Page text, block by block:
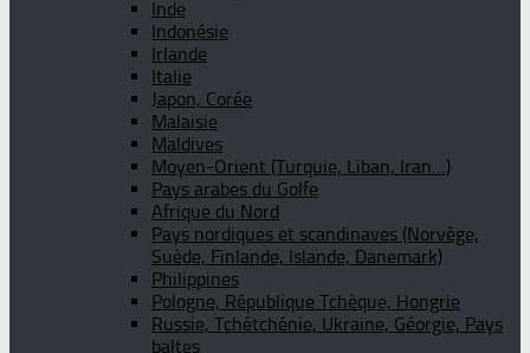
Inde
Indonésie
Irlande
Italie
Japon, Corée
Malaisie
Maldives
Moyen-Orient (Turquie, Liban, Iran…)
Pays arabes du Golfe
Afrique du Nord
Pays nordiques et scandinaves (Norvège,
Suède, Finlande, Islande, Danemark)
Philippines
Pologne, République Tchèque, Hongrie
Russie, Tchétchénie, Ukraine, Géorgie, Pays
baltes